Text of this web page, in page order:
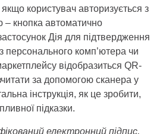
користувач авторизується з
– кнопка автоматично
Дія для підтвердження
персонального комп’ютера чи
відобразиться QR-
за допомогою сканера у
інструкція, як це зробити,
підказки.
електронний підпис,